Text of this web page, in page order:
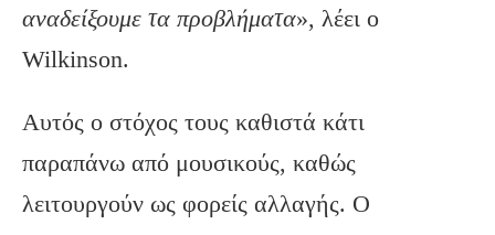
αναδείξουμε τα προβλήματα», λέει ο
Wilkinson.
Αυτός ο στόχος τους καθιστά κάτι
παραπάνω από μουσικούς, καθώς
λειτουργούν ως φορείς αλλαγής. Ο